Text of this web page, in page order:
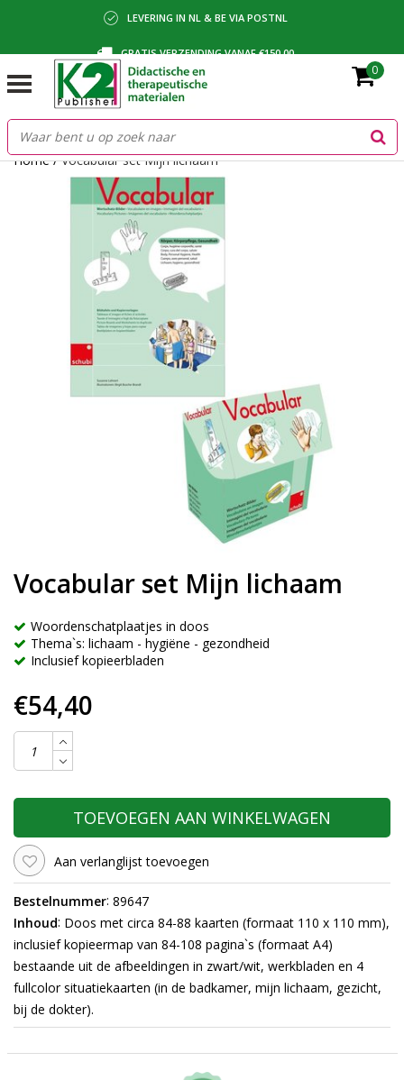
LEVERING IN NL & BE VIA POSTNL
GRATIS VERZENDING VANAF €150,00
BETALING VIA IDEAL, BANCONTACT OF FACTUUR
0
Home/Vocabular set Mijn lichaam
Vocabular set Mijn lichaam
Woordenschatplaatjes in doos
Thema`s: lichaam - hygiëne - gezondheid
Inclusief kopieerbladen
€54,40
TOEVOEGEN AAN WINKELWAGEN
Aan verlanglijst toevoegen
Bestelnummer: 89647
Inhoud: Doos met circa 84-88 kaarten (formaat 110 x 110 mm),
inclusief kopieermap van 84-108 pagina`s (formaat A4)
bestaande uit de afbeeldingen in zwart/wit, werkbladen en 4
fullcolor situatiekaarten (in de badkamer, mijn lichaam, gezicht,
bij de dokter).